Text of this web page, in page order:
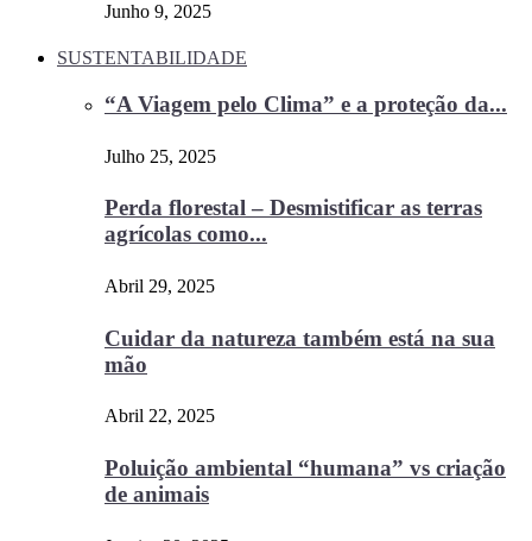
Junho 9, 2025
SUSTENTABILIDADE
“A Viagem pelo Clima” e a proteção da...
Julho 25, 2025
Perda florestal – Desmistificar as terras
agrícolas como...
Abril 29, 2025
Cuidar da natureza também está na sua
mão
Abril 22, 2025
Poluição ambiental “humana” vs criação
de animais